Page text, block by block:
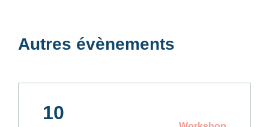
Autres évènements
10